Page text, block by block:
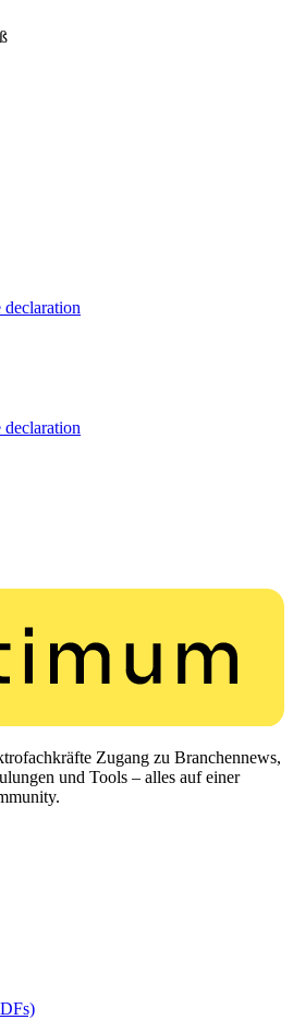
Zugang zu Branchennews,
und Tools – alles auf einer